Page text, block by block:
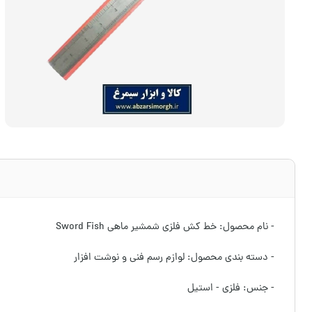
- نام محصول: خط کش فلزی شمشیر ماهی Sword Fish
- دسته بندی محصول: لوازم رسم فنی و نوشت افزار
- جنس: فلزی - استیل